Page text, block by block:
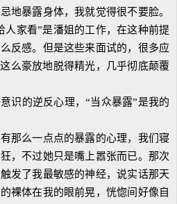
地暴露身体，我就觉得很不要脸。
人家看”是潘姐的工作，在这种前提
反感。但是这些来面试的，很多应
么豪放地脱得精光，几乎彻底颠覆
的逆反心理，“当众暴露”是我的
么一点点的暴露的心理，我们寝
，不过她只是嘴上嚣张而已。那次
发了我最敏感的神经，说实话那天
裸体在我的眼前晃，恍惚间好像自